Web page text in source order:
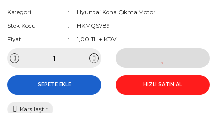
Kategori
Hyundai Kona Çıkma Motor
Stok Kodu
HKMQS789
Fiyat
1,00 TL + KDV
SEPETE EKLE HIZLI SATIN AL
Karşılaştır